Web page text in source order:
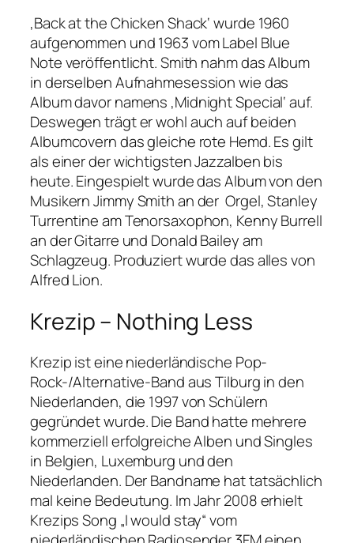
‚Back at the Chicken Shack‘ wurde 1960
aufgenommen und 1963 vom Label Blue
Note veröffentlicht. Smith nahm das Album
in derselben Aufnahmesession wie das
Album davor namens ‚Midnight Special‘ auf.
Deswegen trägt er wohl auch auf beiden
Albumcovern das gleiche rote Hemd. Es gilt
als einer der wichtigsten Jazzalben bis
heute. Eingespielt wurde das Album von den
Musikern Jimmy Smith an der Orgel, Stanley
Turrentine am Tenorsaxophon, Kenny Burrell
an der Gitarre und Donald Bailey am
Schlagzeug. Produziert wurde das alles von
Alfred Lion.
Krezip – Nothing Less
Krezip ist eine niederländische Pop-
Rock-/Alternative-Band aus Tilburg in den
Niederlanden, die 1997 von Schülern
gegründet wurde. Die Band hatte mehrere
kommerziell erfolgreiche Alben und Singles
in Belgien, Luxemburg und den
Niederlanden. Der Bandname hat tatsächlich
mal keine Bedeutung. Im Jahr 2008 erhielt
Krezips Song „I would stay“ vom